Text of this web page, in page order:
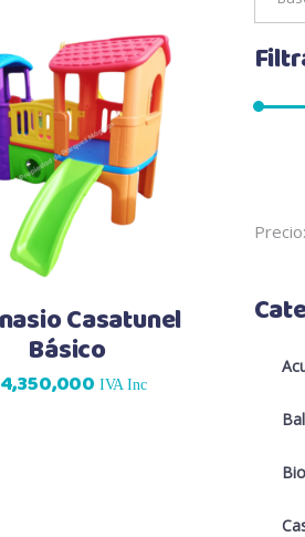
Casatunel
Básico
4,350,000 IVA Inc
Precio: